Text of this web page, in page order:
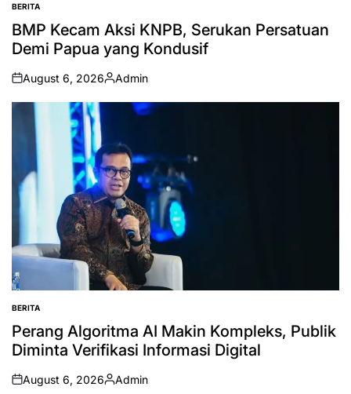
POSTED
IN
BERITA
BMP Kecam Aksi KNPB, Serukan Persatuan
Demi Papua yang Kondusif
on
August 6, 2026
Posted
by
Admin
POSTED
IN
BERITA
Perang Algoritma AI Makin Kompleks, Publik
Diminta Verifikasi Informasi Digital
on
August 6, 2026
Posted
Admin